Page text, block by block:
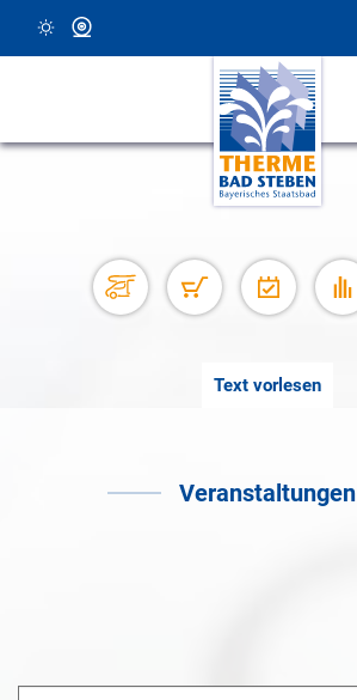
23 °C, Klar/Sonnig
Text vorlesen
Veranstaltungen